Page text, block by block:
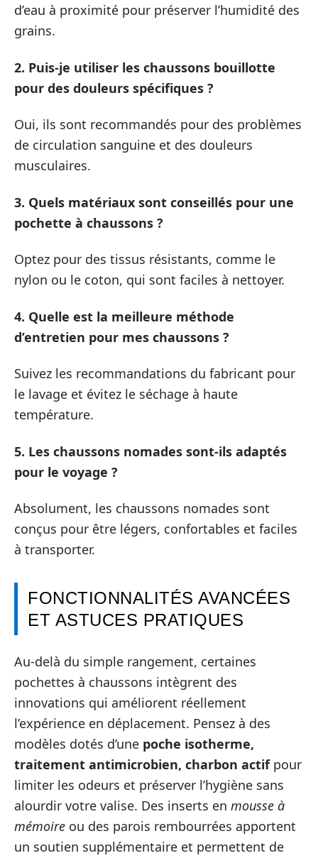
d’eau à proximité pour préserver l’humidité des
grains.
2. Puis-je utiliser les chaussons bouillotte
pour des douleurs spécifiques ?
Oui, ils sont recommandés pour des problèmes
de circulation sanguine et des douleurs
musculaires.
3. Quels matériaux sont conseillés pour une
pochette à chaussons ?
Optez pour des tissus résistants, comme le
nylon ou le coton, qui sont faciles à nettoyer.
4. Quelle est la meilleure méthode
d’entretien pour mes chaussons ?
Suivez les recommandations du fabricant pour
le lavage et évitez le séchage à haute
température.
5. Les chaussons nomades sont-ils adaptés
pour le voyage ?
Absolument, les chaussons nomades sont
conçus pour être légers, confortables et faciles
à transporter.
FONCTIONNALITÉS AVANCÉES
ET ASTUCES PRATIQUES
Au-delà du simple rangement, certaines
pochettes à chaussons intègrent des
innovations qui améliorent réellement
l’expérience en déplacement. Pensez à des
modèles dotés d’une poche isotherme,
traitement antimicrobien, charbon actifpour
limiter les odeurs et préserver l’hygiène sans
alourdir votre valise. Des inserts en mousse à
mémoire ou des parois rembourrées apportent
un soutien supplémentaire et permettent de